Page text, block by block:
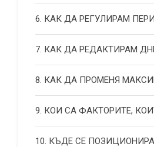
6. КАК ДА РЕГУЛИРАМ
7. КАК ДА РЕДАКТИРАМ
8. КАК ДА ПРОМЕНЯ
9. КОИ СА ФАКТОРИТЕ,
10. КЪДЕ СЕ